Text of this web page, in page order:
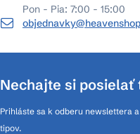
Pon - Pia: 7:00 - 15:00
Nechajte si posielať
Prihláste sa k odberu newslettera
tipov.